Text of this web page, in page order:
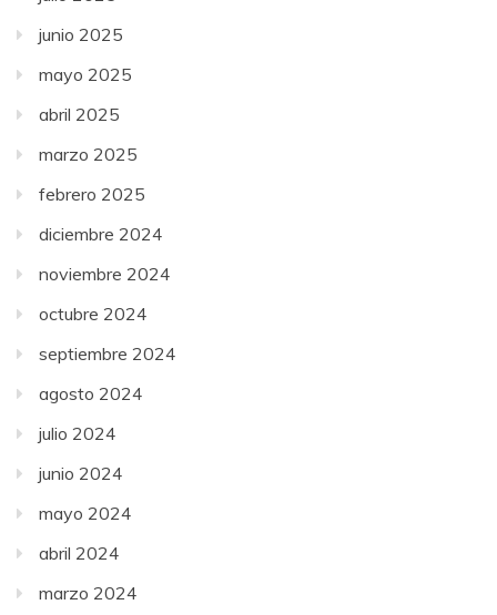
junio 2025
mayo 2025
abril 2025
marzo 2025
febrero 2025
diciembre 2024
noviembre 2024
octubre 2024
septiembre 2024
agosto 2024
julio 2024
junio 2024
mayo 2024
abril 2024
marzo 2024